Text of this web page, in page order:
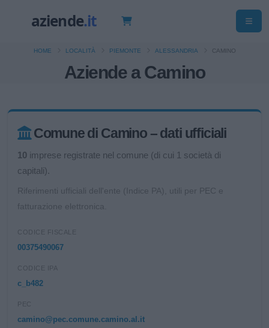
Aziende a Camino
HOME LOCALITÀ PIEMONTE ALESSANDRIA CAMINO
Comune di Camino – dati ufficiali
10 imprese registrate nel comune (di cui 1 società di
capitali).
Riferimenti ufficiali dell'ente (Indice PA), utili per PEC e
fatturazione elettronica.
CODICE FISCALE
00375490067
CODICE IPA
c_b482
PEC
camino@pec.comune.camino.al.it